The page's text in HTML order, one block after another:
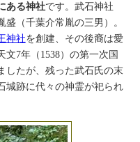
ある神社です。武石神社
（千葉介常胤の三男）。
神社を創建、その後裔は愛
文7年（1538）の第一次国
したが、残った武石氏の末
城跡に代々の神霊が祀られ